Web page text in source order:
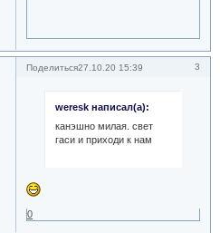
Поделиться 3
27.10.20 15:39
weresk написал(а):
канэшно милая. свет
гаси и приходи к нам
0